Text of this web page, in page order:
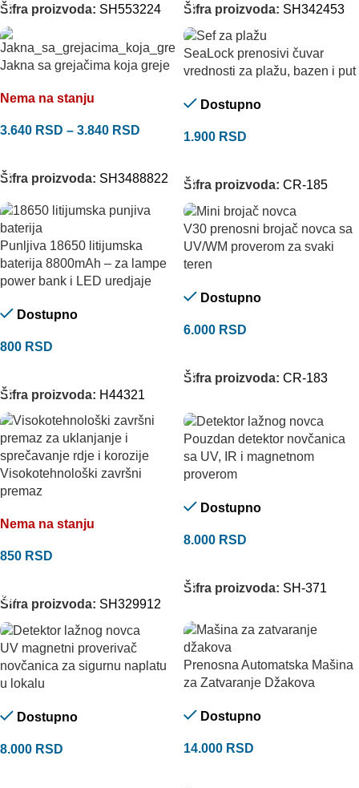
Šifra proizvoda: SH553224 Šifra proizvoda: SH342453
Jakna sa grejačima koja greje
Nema na stanju
3.640 RSD – 3.840 RSD
Šifra proizvoda: SH3488822
SeaLock prenosivi čuvar
vrednosti za plažu, bazen i put
Dostupno
1.900 RSD
Šifra proizvoda: CR-185
Punljiva 18650 litijumska
baterija 8800mAh – za lampe
power bank i LED uredjaje
Dostupno
800 RSD
Šifra proizvoda: H44321
V30 prenosni brojač novca sa
UV/WM proverom za svaki
teren
Dostupno
6.000 RSD
Šifra proizvoda: CR-183
Visokotehnološki završni
premaz
Nema na stanju
850 RSD
Šifra proizvoda: SH329912
Pouzdan detektor novčanica
sa UV, IR i magnetnom
proverom
Dostupno
8.000 RSD
Šifra proizvoda: SH-371
UV magnetni proverivač
novčanica za sigurnu naplatu
u lokalu
Dostupno
8.000 RSD
Prenosna Automatska Mašina
za Zatvaranje Džakova
Dostupno
14.000 RSD